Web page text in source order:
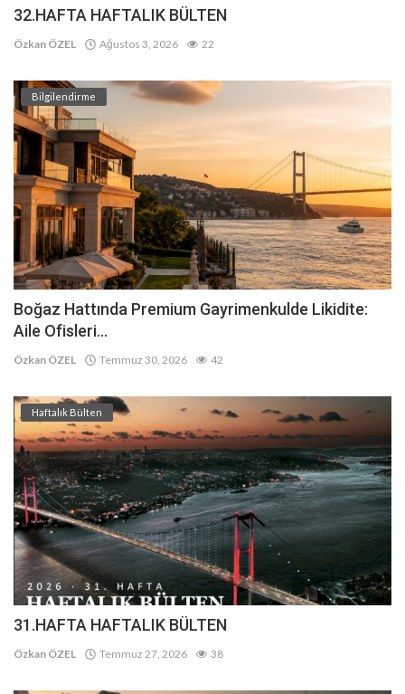
32.HAFTA HAFTALIK BÜLTEN
Özkan ÖZEL Ağustos 3, 2026 22
Bilgilendirme
Boğaz Hattında Premium Gayrimenkulde Likidite:
Aile Ofisleri...
Özkan ÖZEL Temmuz 30, 2026 42
Haftalık Bülten
31.HAFTA HAFTALIK BÜLTEN
Özkan ÖZEL Temmuz 27, 2026 38